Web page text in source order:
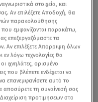
στοιχεία, και
Αν επιλέξετε Αποδοχή, θα
παρακολούθησης
εμφανίζονται παρακάτω,
επεξεργαζόμαστε τα
Αν επιλέξετε Απόρριψη όλων
λόγω τεχνολογίες θα
ιχνηλάτες, ορισμένο
που βλέπετε ενδέχεται να
επανεμφανίσετε αυτό το
αποσύρετε τη συναίνεσή σας
προτιμήσεων στο